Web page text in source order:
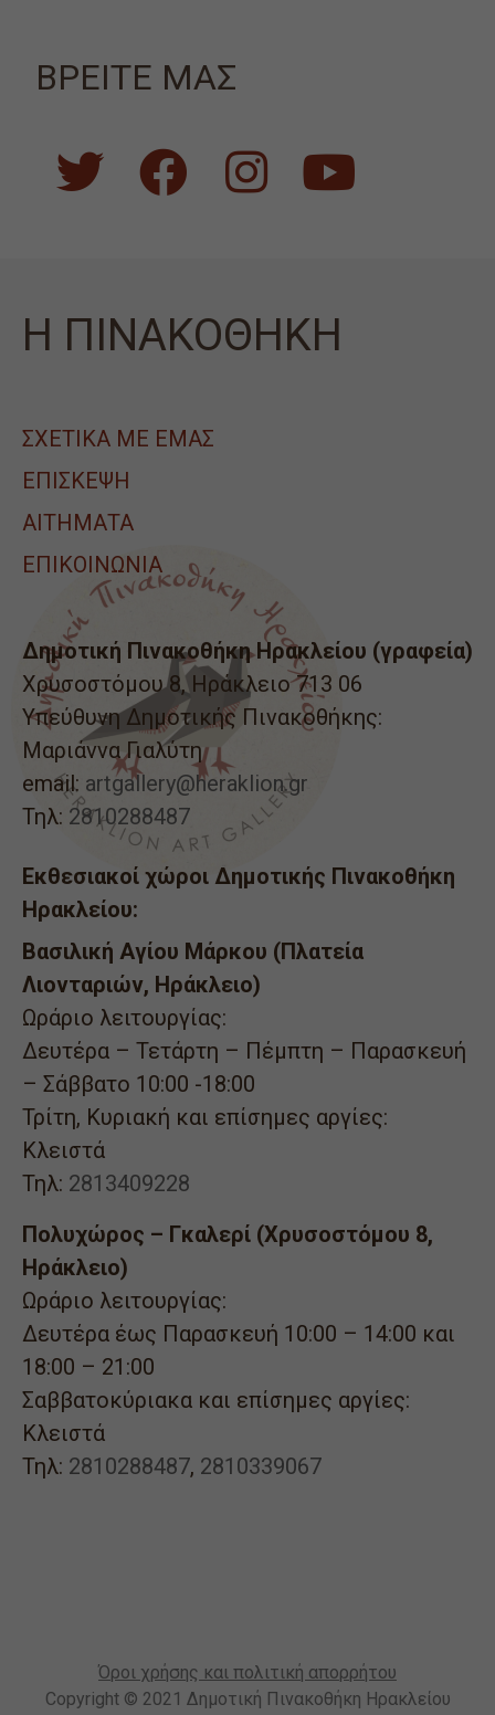
ΒΡΕΙΤΕ ΜΑΣ
Η ΠΙΝΑΚΟΘΗΚΗ
ΣΧΕΤΙΚΑ ΜΕ ΕΜΑΣ
ΕΠΙΣΚΕΨΗ
ΑΙΤΉΜΑΤΑ
ΕΠΙΚΟΙΝΩΝΙΑ
Δημοτική Πινακοθήκη Ηρακλείου (γραφεία)
Χρυσοστόμου 8, Ηράκλειο 713 06
Υπεύθυνη Δημοτικής Πινακοθήκης:
Μαριάννα Γιαλύτη
email: artgallery@heraklion.gr
Τηλ: 2810288487
Εκθεσιακοί χώροι Δημοτικής Πινακοθήκη
Ηρακλείου:
Βασιλική Αγίου Μάρκου (Πλατεία
Λιονταριών, Ηράκλειο)
Ωράριο λειτουργίας:
Δευτέρα – Τετάρτη – Πέμπτη – Παρασκευή
– Σάββατο 10:00 -18:00
Τρίτη, Κυριακή και επίσημες αργίες:
Κλειστά
Τηλ: 2813409228
Πολυχώρος – Γκαλερί (Χρυσοστόμου 8,
Ηράκλειο)
Ωράριο λειτουργίας:
Δευτέρα έως Παρασκευή 10:00 – 14:00 και
18:00 – 21:00
Σαββατοκύριακα και επίσημες αργίες:
Κλειστά
Τηλ: 2810288487, 2810339067
Όροι χρήσης και πολιτική απορρήτου
Copyright © 2021 Δημοτική Πινακοθήκη Ηρακλείου